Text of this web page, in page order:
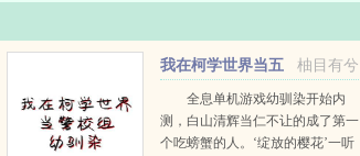
柚目有兮
我在柯学世界当五
人组幼驯染
全息单机游戏幼驯染开始内
测，白山清辉当仁不让的成了第一
个吃螃蟹的人。‘绽放的樱花’一听